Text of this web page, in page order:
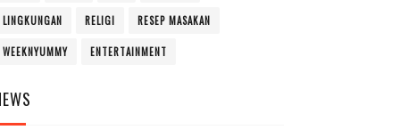
LINGKUNGAN RELIGI RESEP MASAKAN
WEEKNYUMMY ENTERTAINMENT